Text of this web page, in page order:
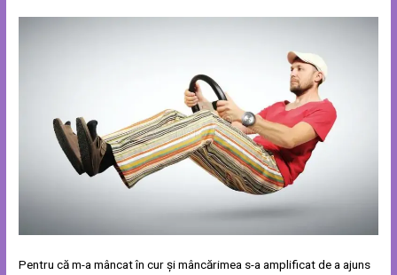
Pentru că m-a mâncat în cur și mâncărimea s-a amplificat de a ajuns